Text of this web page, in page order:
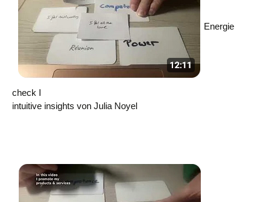
Energie
check I
intuitive insights von Julia Noyel